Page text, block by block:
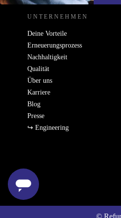
UNTERNEHMEN
Deine Vorteile
Erneuerungsprozess
Nachhaltigkeit
Qualität
Über uns
Karriere
Blog
Presse
↪ Engineering
©